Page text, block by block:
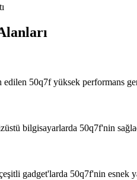
edilen 50q7f yüksek performans
bilgisayarlarda 50q7f'nin
gadget'larda 50q7f'nin esnek